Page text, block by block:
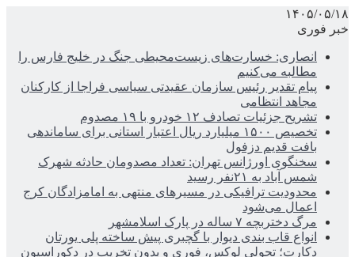
۱۴۰۵/۰۵/۱۸
خبر فوری
انصاری: خسارت‌های زیست‌محیطی جنگ در خلیج فارس را
مطالبه‌ می‌کنیم
پیام تقدیر رئیس سازمان عقیدتی سیاسی فراجا از کارکنان
مجاهد انتظامی
تشریح جزئیات تصادف ۱۲ خودرو با ۱۹ مصدوم
تخصیص ۱۵۰۰ میلیارد ریال اعتبار استانی برای ساماندهی
بافت قدیم دزفول
سخنگوی اورژانس تهران: تعداد مصدومان حادثه شهرک
شمس آباد به ۲۱نفر رسید
محدودیت ترافیکی در مسیرهای منتهی به امامزادگان کرج
اعمال می‌شود
مرگ دختربچه ۷ ساله در پارک اسلامشهر
انواع قاب بندی دیوار با گچبری پیش ساخته پلی یورتان
دکارت؛ تحولی لوکس، فوری و بدون تخریب در دکوراسیون